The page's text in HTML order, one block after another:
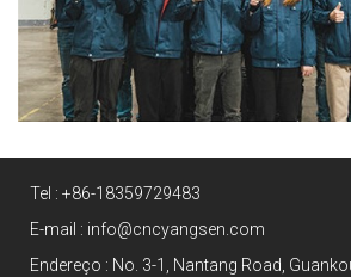
Tel : +86-18359729483
E-mail : info@cncyangsen.com
Endereço : No. 3-1, Nantang Road,